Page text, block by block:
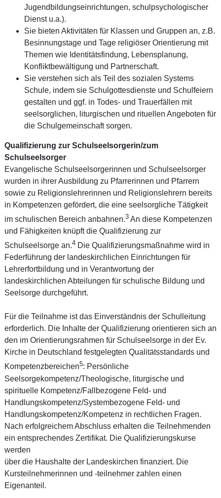
Jugendbildungseinrichtungen, schulpsychologischer
Dienst u.a.).
Sie bieten Aktivitäten für Klassen und Gruppen an, z.B.
Besinnungstage und Tage religiöser Orientierung mit
Themen wie Identitätsfindung, Lebensplanung,
Konfliktbewältigung und Partnerschaft.
Sie verstehen sich als Teil des sozialen Systems
Schule, indem sie Schulgottesdienste und Schulfeiern
gestalten und ggf. in Todes- und Trauerfällen mit
seelsorglichen, liturgischen und rituellen Angeboten für
die Schulgemeinschaft sorgen.
Qualifizierung zur Schulseelsorgerin/zum
Schulseelsorger
Evangelische Schulseelsorgerinnen und Schulseelsorger
wurden in ihrer Ausbildung zu Pfarrerinnen und Pfarrern
sowie zu Religionslehrerinnen und Religionslehrern bereits
in Kompetenzen gefördert, die eine seelsorgliche Tätigkeit
im schulischen Bereich anbahnen.3An diese Kompetenzen
und Fähigkeiten knüpft die Qualifizierung zur
Schulseelsorge an.4Die Qualifizierungsmaßnahme wird in
Federführung der landeskirchlichen Einrichtungen für
Lehrerfortbildung und in Verantwortung der
landeskirchlichen Abteilungen für schulische Bildung und
Seelsorge durchgeführt.
Für die Teilnahme ist das Einverständnis der Schulleitung
erforderlich. Die Inhalte der Qualifizierung orientieren sich an
den im Orientierungsrahmen für Schulseelsorge in der Ev.
Kirche in Deutschland festgelegten Qualitätsstandards und
Kompetenzbereichen5: Persönliche
Seelsorgekompetenz/Theologische, liturgische und
spirituelle Kompetenz/Fallbezogene Feld- und
Handlungskompetenz/Systembezogene Feld- und
Handlungskompetenz/Kompetenz in rechtlichen Fragen.
Nach erfolgreichem Abschluss erhalten die Teilnehmenden
ein entsprechendes Zertifikat. Die Qualifizierungskurse
werden
über die Haushalte der Landeskirchen finanziert. Die
Kursteilnehmerinnen und -teilnehmer zahlen einen
Eigenanteil.